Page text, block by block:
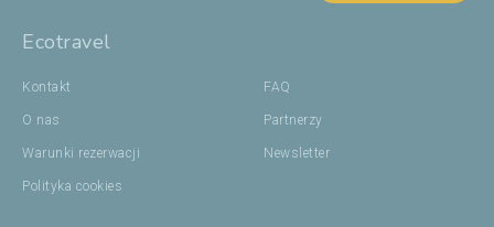
Ecotravel
Kontakt
O nas
Warunki rezerwacji
Polityka cookies
FAQ
Partnerzy
Newsletter